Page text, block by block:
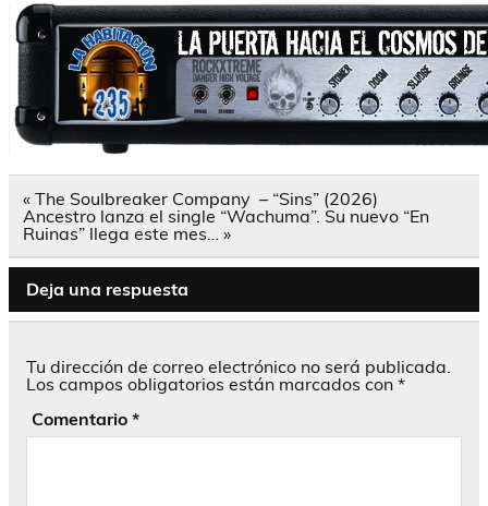
Navegación
de
entradas
« The Soulbreaker Company – “Sins” (2026)
Ancestro lanza el single “Wachuma”. Su nuevo “En
Ruinas” llega este mes… »
Deja una respuesta
Tu dirección de correo electrónico no será publicada.
Los campos obligatorios están marcados con *
Comentario *